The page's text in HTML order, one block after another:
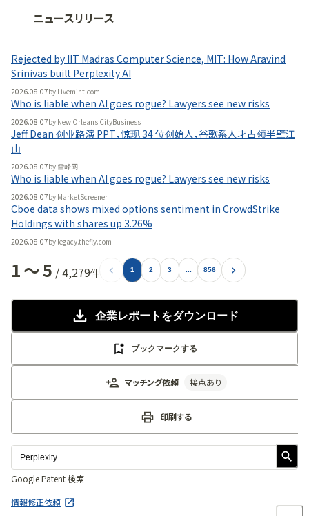
法人向け情報プラットフォーム
無料で使ってみる
ニュースリリース
Rejected by IIT Madras Computer Science, MIT: How Aravind
Srinivas built Perplexity AI
2026.08.07by Livemint.com
Who is liable when AI goes rogue? Lawyers see new risks
2026.08.07by New Orleans CityBusiness
Jeff Dean 创业路演 PPT，惊现 34 位创始人，谷歌系人才占领半壁江
山
2026.08.07by 雷峰网
Who is liable when AI goes rogue? Lawyers see new risks
2026.08.07by MarketScreener
Cboe data shows mixed options sentiment in CrowdStrike
Holdings with shares up 3.26%
2026.08.07by legacy.thefly.com
1〜5 /4,279件 1 2 3 ... 856
企業レポート をダウンロード
ブックマークする
マッチング依頼 接点あり
印刷する
Google Patent 検索
情報修正依頼